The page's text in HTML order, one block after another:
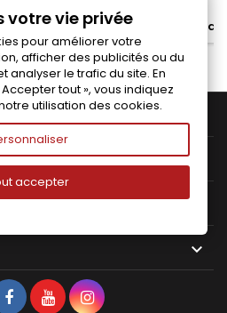
Fabriqué a la commande



votre vie privée
pour améliorer votre
afficher des publicités ou du
analyser le trafic du site. En
tout », vous indiquez
utilisation des cookies.
accepter